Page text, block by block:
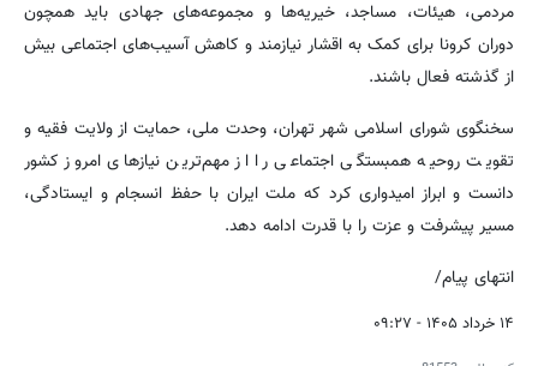
مردمی، هیئات، مساجد، خیریه‌ها و مجموعه‌های جهادی باید همچون
دوران کرونا برای کمک به اقشار نیازمند و کاهش آسیب‌های اجتماعی بیش
از گذشته فعال باشند.
سخنگوی شورای اسلامی شهر تهران، وحدت ملی، حمایت از ولایت فقیه و
تقویت روحیه همبستگی اجتماعی را از مهم‌ترین نیازهای امروز کشور
دانست و ابراز امیدواری کرد که ملت ایران با حفظ انسجام و ایستادگی،
مسیر پیشرفت و عزت را با قدرت ادامه دهد.
انتهای پیام/
۱۴ خرداد ۱۴۰۵ - ۰۹:۲۷